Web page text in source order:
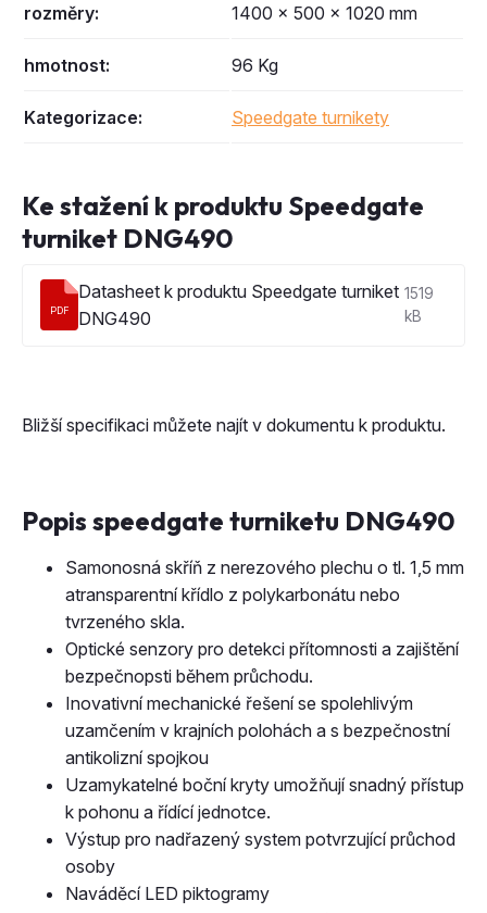
rozměry: 1400 × 500 × 1020 mm
hmotnost: 96 Kg
Kategorizace: Speedgate turnikety
Ke stažení k produktu Speedgate
turniket DNG490
PDF
Datasheet k produktu Speedgate turniket
DNG490
1519
kB
Bližší specifikaci můžete najít v dokumentu k produktu.
Popis speedgate turniketu DNG490
Samonosná skříň z nerezového plechu o tl. 1,5 mm
atransparentní křídlo z polykarbonátu nebo
tvrzeného skla.
Optické senzory pro detekci přítomnosti a zajištění
bezpečnopsti během průchodu.
Inovativní mechanické řešení se spolehlivým
uzamčením v krajních polohách a s bezpečnostní
antikolizní spojkou
Uzamykatelné boční kryty umožňují snadný přístup
k pohonu a řídící jednotce.
Výstup pro nadřazený system potvrzující průchod
osoby
Naváděcí LED piktogramy